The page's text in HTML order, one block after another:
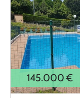
145.000 €